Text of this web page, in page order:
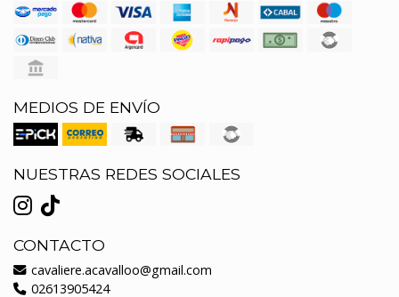
MEDIOS DE ENVÍO
NUESTRAS REDES SOCIALES
CONTACTO
cavaliere.acavalloo@gmail.com
02613905424